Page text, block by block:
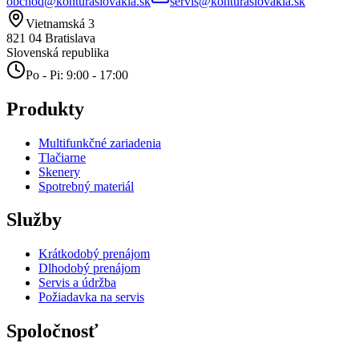
Vietnamská 3
821 04 Bratislava
Slovenská republika
Po - Pi: 9:00 - 17:00
Produkty
Multifunkčné zariadenia
Tlačiarne
Skenery
Spotrebný materiál
Služby
Krátkodobý prenájom
Dlhodobý prenájom
Servis a údržba
Požiadavka na servis
Spoločnosť